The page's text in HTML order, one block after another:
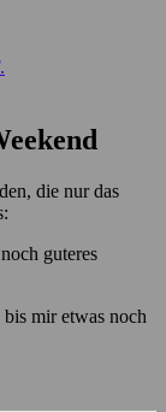
die nur das
guteres
mir etwas noch